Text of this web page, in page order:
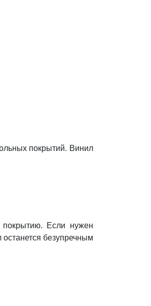
покрытий. Винил
покрытию. Если нужен
безупречным